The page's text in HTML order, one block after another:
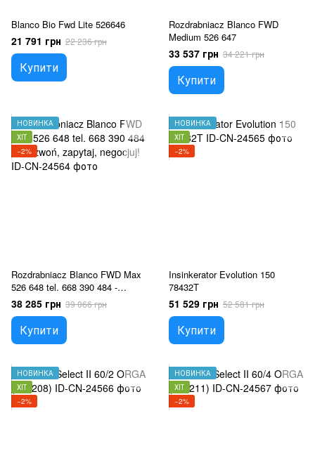
Blanco Bio Fwd Lite 526646
21 791 грн 22 236 грн
Купити
Rozdrabniacz Blanco FWD
Medium 526 647
33 537 грн 34 221 грн
Купити
НОВИНКА
ХІТ
−2%
Rozdrabniacz Blanco FWD Max
526 648 tel. 668 390 484 -
zadzwoń, zapytaj, negocjuj!
38 285 грн 39 066 грн
Купити
НОВИНКА
ХІТ
−2%
Insinkerator Evolution 150
78432T
51 529 грн 52 581 грн
Купити
НОВИНКА
ХІТ
−2%
НОВИНКА
ХІТ
−2%